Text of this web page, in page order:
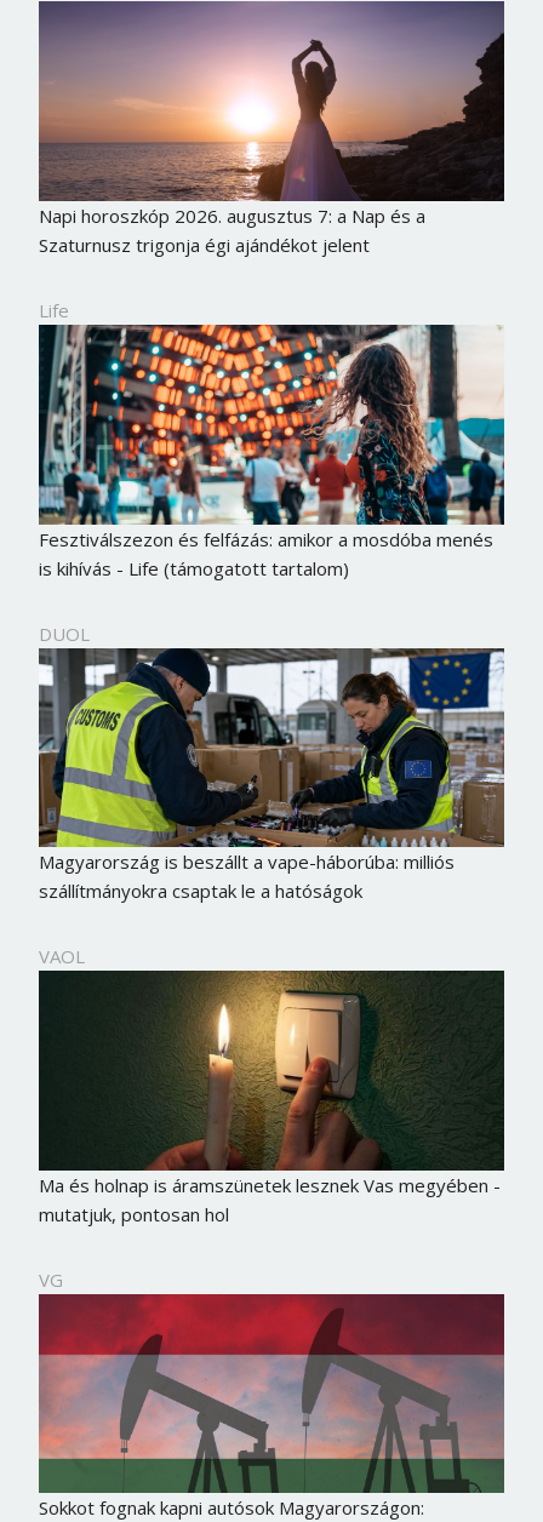
Napi horoszkóp 2026. augusztus 7: a Nap és a
Szaturnusz trigonja égi ajándékot jelent
Life
Fesztiválszezon és felfázás: amikor a mosdóba menés
is kihívás - Life (támogatott tartalom)
DUOL
Magyarország is beszállt a vape-háborúba: milliós
szállítmányokra csaptak le a hatóságok
VAOL
Ma és holnap is áramszünetek lesznek Vas megyében -
mutatjuk, pontosan hol
VG
Sokkot fognak kapni autósok Magyarországon:
Mégse Bejelentkezés